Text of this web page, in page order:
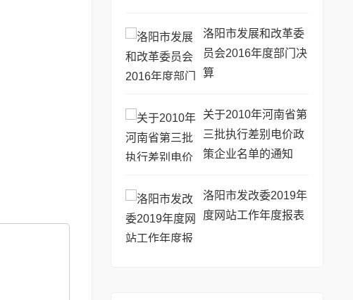
洛阳市发展和改革委
员会2016年度部门决
算
关于2010年河南省第
三批执行差别电价政
策企业名单的通知
洛阳市发改委2019年
度网站工作年度报表